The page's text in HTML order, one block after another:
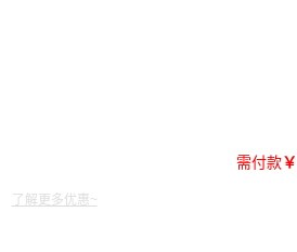
需付款￥
了解更多优惠~